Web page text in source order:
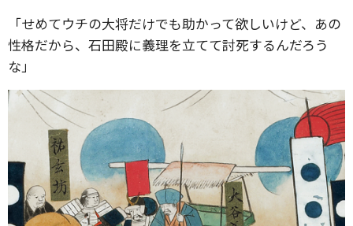
「せめてウチの大将だけでも助かって欲しいけど、あの
性格だから、石田殿に義理を立てて討死するんだろう
な」